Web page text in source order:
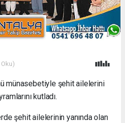
münasebetiyle şehit ailelerini
kutladı.
şehit ailelerinin yanında olan